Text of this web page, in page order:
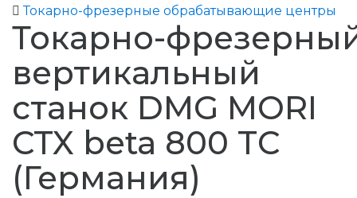
Токарно-фрезерные обрабатывающие центры
Токарно-
вертикальный
станок DMG MORI
CTX beta 800 TC
(Германия)